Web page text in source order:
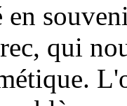
en
qui